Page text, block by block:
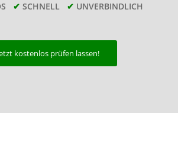
✔ SCHNELL ✔ UNVERBINDLICH
kostenlos prüfen lassen!